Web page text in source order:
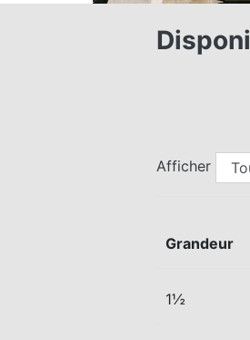
Afficher
Grandeur
1½